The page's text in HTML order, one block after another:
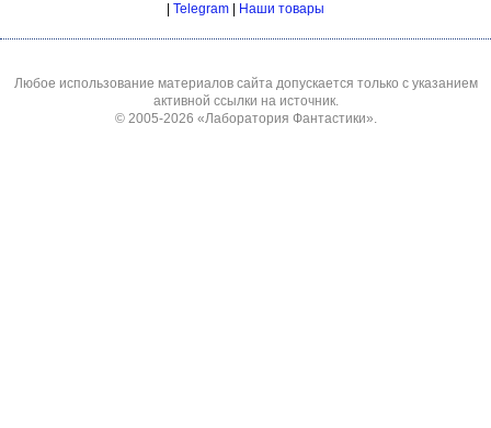
Telegram Наши товары
Любое использование материалов сайта допускается только с указанием
активной ссылки на источник.
© 2005-2026 «Лаборатория Фантастики».